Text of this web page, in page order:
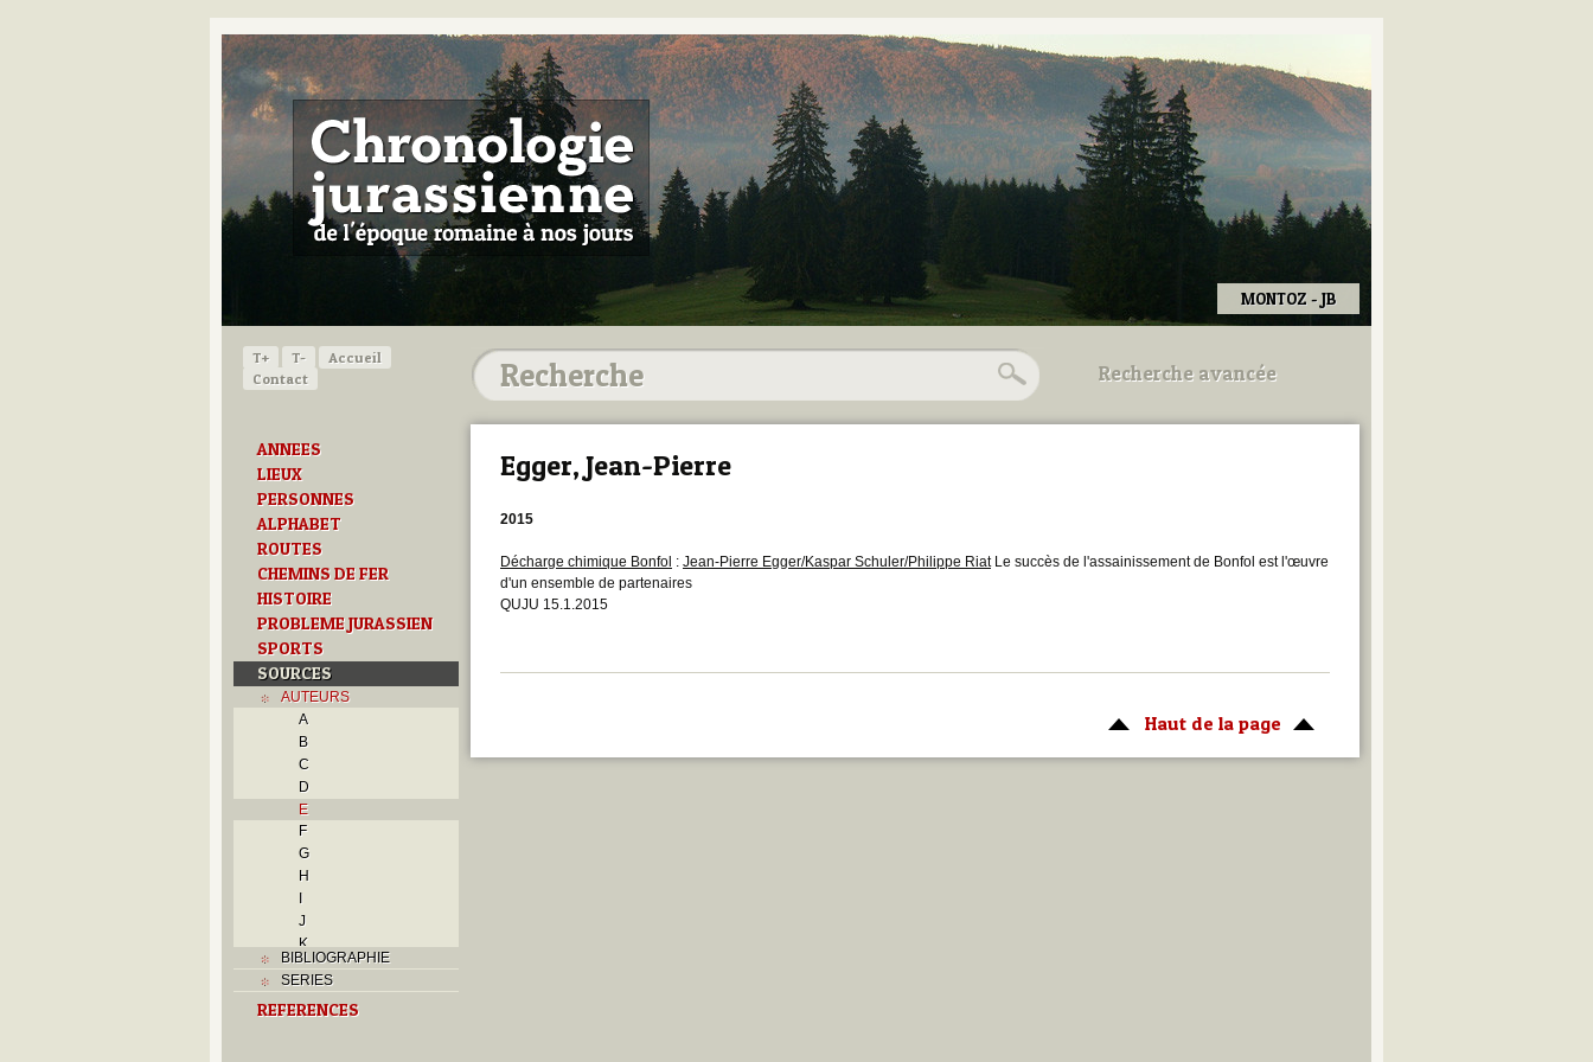
MONTOZ - JB
T+ T-
Accueil
Contact
ANNEES
LIEUX
PERSONNES
ALPHABET
ROUTES
CHEMINS DE FER
HISTOIRE
PROBLEME JURASSIEN
SPORTS
SOURCES
AUTEURS
A
B
C
D
E
F
G
H
I
J
K
L
M
N
BIBLIOGRAPHIE
SERIES
REFERENCES
Recherche avancée
Utilisez les champs ci-dessous
Egger, Jean-Pierre
2015
Décharge chimique Bonfol : Jean-Pierre Egger/Kaspar Schuler/Philippe RiatLe succès de l'assainissement de Bonfol est l'œuvre
d'un ensemble de partenaires
QUJU 15.1.2015
Haut de la page